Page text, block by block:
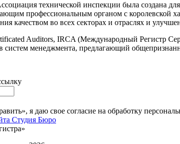
технической инспекции была создана
профессиональным органом с королевской
качеством во всех секторах и отраслях и
Auditors, IRCA (Международный Регистр
систем менеджмента, предлагающий
я даю свое согласие на обработку